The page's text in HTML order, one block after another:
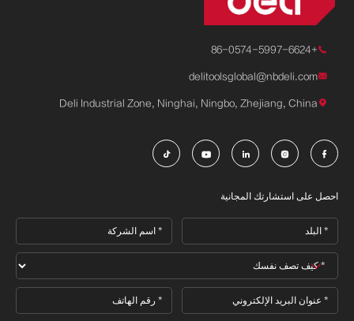

+86-0574-5997-6624

delitoolsglobal@nbdeli.com

Deli Industrial Zone, Ninghai, Ningbo, Zhejiang, China





احصل على استشارتك المجانية